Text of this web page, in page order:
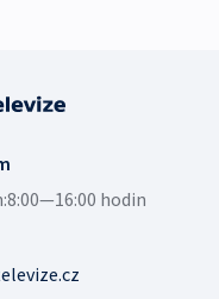
8:00—16:00 hodin